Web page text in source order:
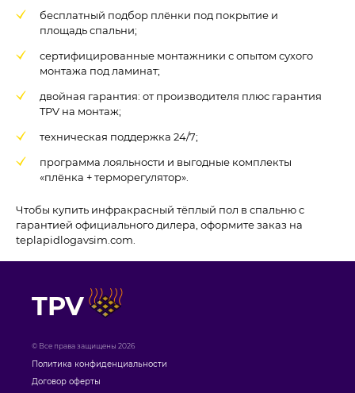
бесплатный подбор плёнки под покрытие и
площадь спальни;
сертифицированные монтажники с опытом сухого
монтажа под ламинат;
двойная гарантия: от производителя плюс гарантия
TPV на монтаж;
техническая поддержка 24/7;
программа лояльности и выгодные комплекты
«плёнка + терморегулятор».
Чтобы купить инфракрасный тёплый пол в спальню с
гарантией официального дилера, оформите заказ на
teplapidlogavsim.com.
TPV
© Все права защищены 2026
Политика конфиденциальности
Договор оферты